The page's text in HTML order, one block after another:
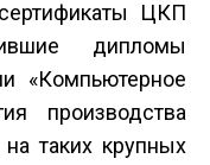
ЦКП
дипломы
«Компьютерное
производства
таких крупных